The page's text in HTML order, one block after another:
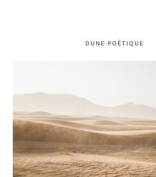
DUNE POÉTIQUE